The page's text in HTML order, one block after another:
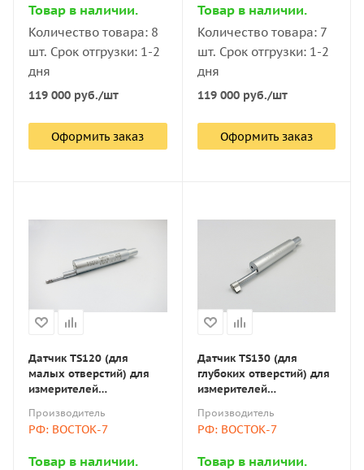
Товар в наличии.
Количество товара: 8
шт. Срок отгрузки: 1-2
дня
119 000 руб./шт
Оформить заказ
Товар в наличии.
Количество товара: 7
шт. Срок отгрузки: 1-2
дня
119 000руб./шт
Оформить заказ
Датчик TS120 (для
малых отверстий) для
измерителей
ИШП/TR/Time
Производитель
РФ: ВОСТОК-7
Товар в наличии.
Датчик TS130 (для
глубоких отверстий) для
измерителей
ИШП/TR/Time
Производитель
РФ: ВОСТОК-7
Товар в наличии.